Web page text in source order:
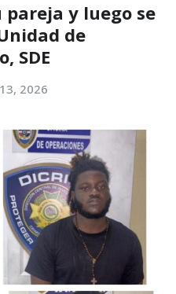
pareja y luego se
de
SDE
2026